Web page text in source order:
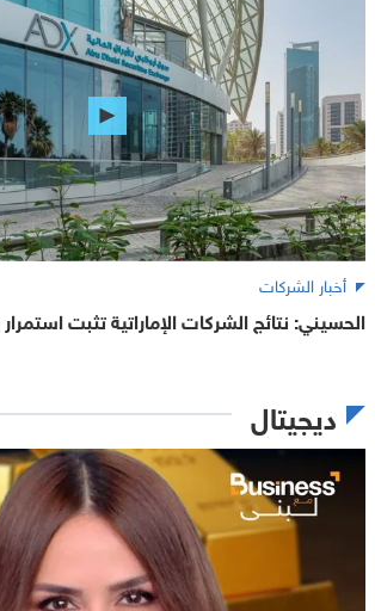
أخبار الشركات
الحسيني: نتائج الشركات الإماراتية تثبت استمرار
ديجيتال